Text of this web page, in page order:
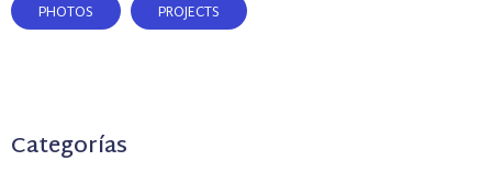
PHOTOS PROJECTS
Categorías